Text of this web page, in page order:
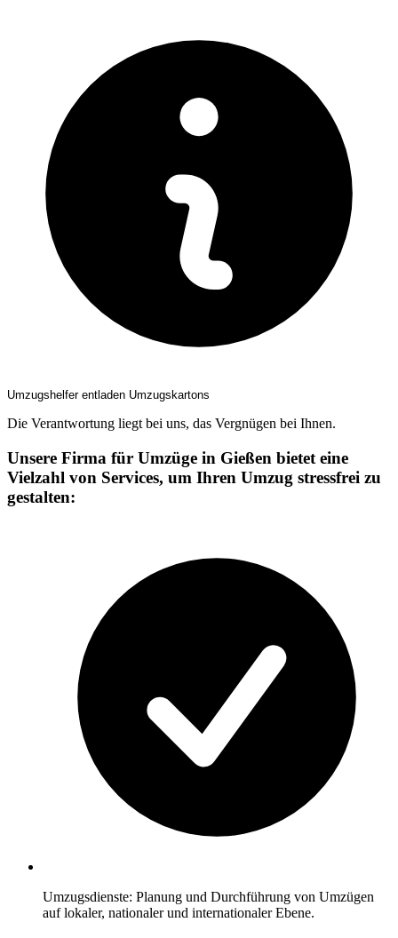
Umzugshelfer entladen Umzugskartons
Die Verantwortung liegt bei uns, das Vergnügen bei Ihnen.
Unsere Firma für Umzüge in Gießen bietet eine
Vielzahl von Services, um Ihren Umzug stressfrei zu
gestalten:
Umzugsdienste: Planung und Durchführung von Umzügen
auf lokaler, nationaler und internationaler Ebene.